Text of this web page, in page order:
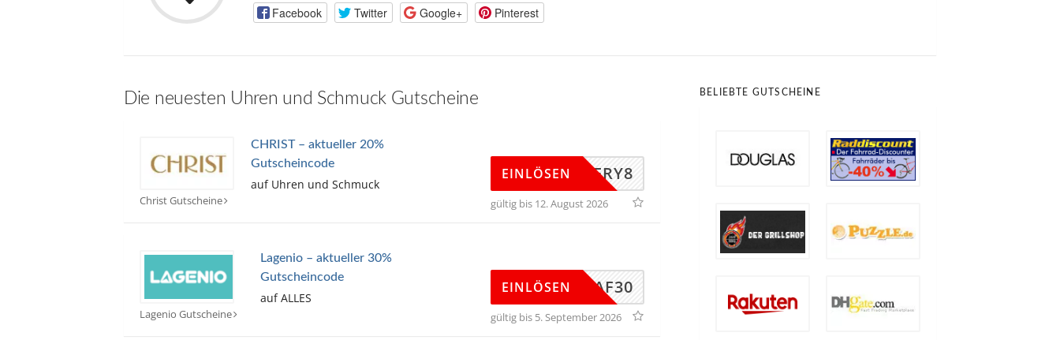
Facebook Twitter Google+ Pinterest
Die neuesten Uhren und Schmuck Gutscheine
Christ Gutscheine
CHRIST – aktueller 20%
Gutscheincode
auf Uhren und Schmuck
MYSTERY8
EINLÖSEN
gültig bis 12. August 2026
Lagenio Gutscheine
Lagenio – aktueller 30%
Gutscheincode
auf ALLES
AF30
EINLÖSEN
gültig bis 5. September 2026
BELIEBTE GUTSCHEINE